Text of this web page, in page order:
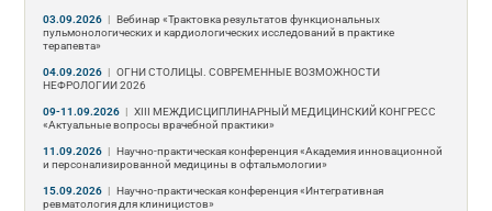
03.09.2026 | Вебинар «Трактовка результатов функциональных
пульмонологических и кардиологических исследований в практике
терапевта»
04.09.2026 | ОГНИ СТОЛИЦЫ. СОВРЕМЕННЫЕ ВОЗМОЖНОСТИ
НЕФРОЛОГИИ 2026
09-11.09.2026 | ХIII МЕЖДИСЦИПЛИНАРНЫЙ МЕДИЦИНСКИЙ КОНГРЕСС
«Актуальные вопросы врачебной практики»
11.09.2026 | Научно-практическая конференция «Академия инновационной
и персонализированной медицины в офтальмологии»
15.09.2026 | Научно-практическая конференция «Интегративная
ревматология для клиницистов»